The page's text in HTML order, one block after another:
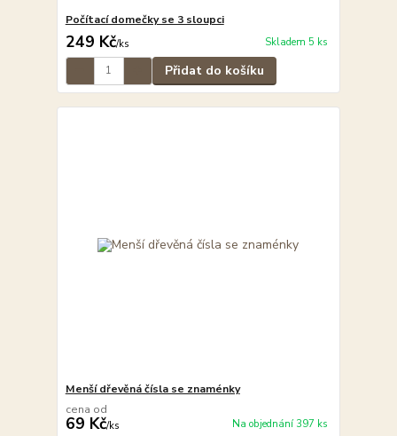
Počítací domečky se 3 sloupci
249 Kč/ks Skladem 5 ks
Přidat do košíku
Menší dřevěná čísla se znaménky
cena od
69 Kč/ks Na objednání 397 ks